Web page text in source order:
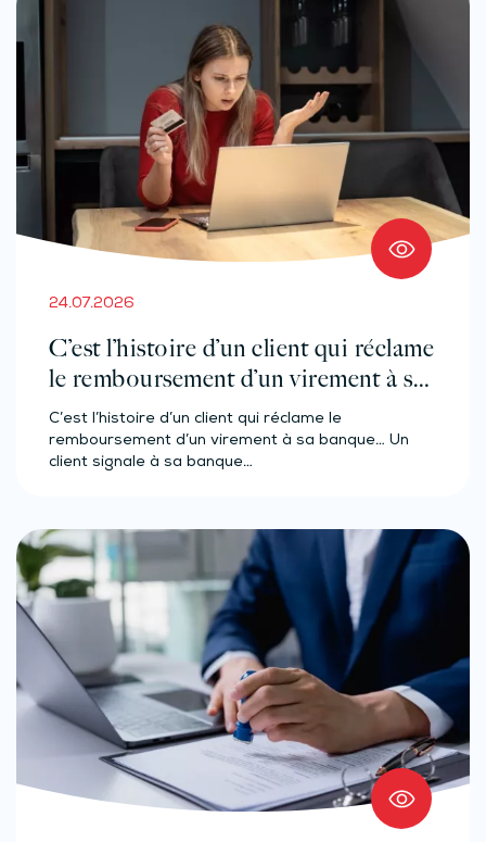
24.07.2026
C’est l’histoire d’un client qui réclame
le remboursement d’un virement à sa
banque…
C’est l’histoire d’un client qui réclame le
remboursement d’un virement à sa banque… Un
client signale à sa banque…